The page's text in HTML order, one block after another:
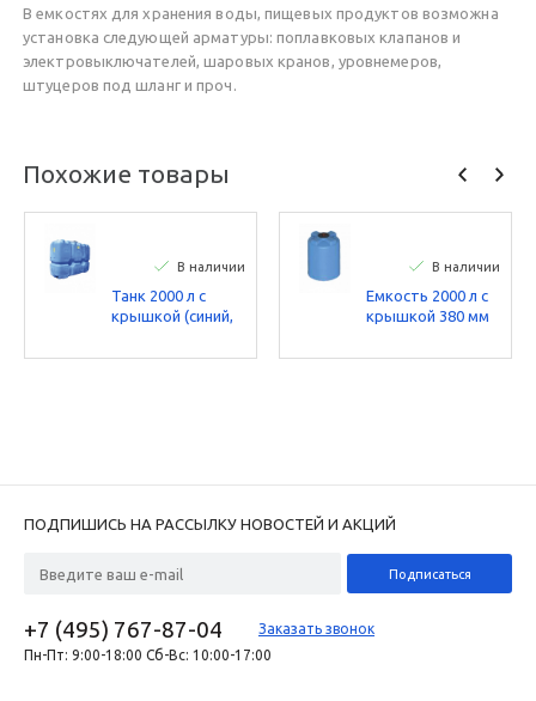
В емкостях для хранения воды, пищевых продуктов возможна
установка следующей арматуры: поплавковых клапанов и
электровыключателей, шаровых кранов, уровнемеров,
штуцеров под шланг и проч.
Похожие товары
В наличии
Танк 2000 л с
крышкой (синий,
коричневый)
В наличии
Емкость 2000 л с
крышкой 380 мм
ПОДПИШИСЬ НА РАССЫЛКУ НОВОСТЕЙ И АКЦИЙ
+7 (495) 767-87-04
Заказать звонок
Пн-Пт: 9:00-18:00 Сб-Вс: 10:00-17:00